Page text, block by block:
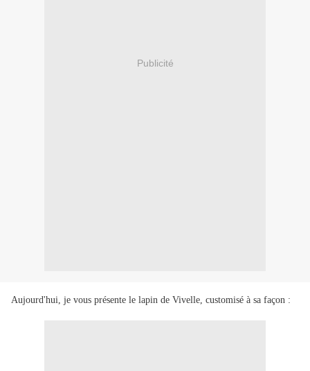
Publicité
Aujourd'hui, je vous présente le lapin de Vivelle, customisé à sa façon :